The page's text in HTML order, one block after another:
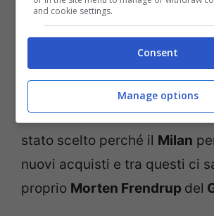
questa svolta che può essere
Milan
inserire in rosa. Ora ci sono
che riguardano quello che può
futuro del calciatore che
stato scelto perché il Milan
nuovi acquisti e tra questi ci
proprio Morten Frendrup del
and cookie settings.
Consent
Manage options